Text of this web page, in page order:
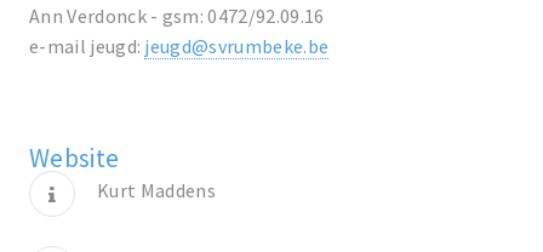
Ann Verdonck - gsm: 0472/92.09.16
e-mail jeugd: jeugd@svrumbeke.be
Website
Kurt Maddens